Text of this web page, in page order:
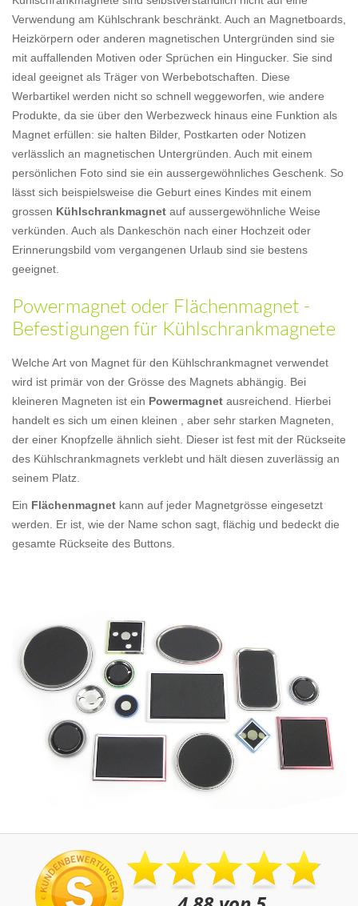
Verwendung am Kühlschrank beschränkt. Auch an Magnetboards,
Heizkörpern oder anderen magnetischen Untergründen sind sie
mit auffallenden Motiven oder Sprüchen ein Hingucker. Sie sind
ideal geeignet als Träger von Werbebotschaften. Diese
Werbartikel werden nicht so schnell weggeworfen, wie andere
Produkte, da sie über den Werbezweck hinaus eine Funktion als
Magnet erfüllen: sie halten Bilder, Postkarten oder Notizen
verlässlich an magnetischen Untergründen. Auch mit einem
persönlichen Foto sind sie ein aussergewöhnliches Geschenk. So
lässt sich beispielsweise die Geburt eines Kindes mit einem
grossen Kühlschrankmagnet auf aussergewöhnliche Weise
verkünden. Auch als Dankeschön nach einer Hochzeit oder
Erinnerungsbild vom vergangenen Urlaub sind sie bestens
geeignet.
Powermagnet oder Flächenmagnet -
Befestigungen für Kühlschrankmagnete
Welche Art von Magnet für den Kühlschrankmagnet verwendet
wird ist primär von der Grösse des Magnets abhängig. Bei
kleineren Magneten ist ein Powermagnet ausreichend. Hierbei
handelt es sich um einen kleinen , aber sehr starken Magneten,
der einer Knopfzelle ähnlich sieht. Dieser ist fest mit der Rückseite
des Kühlschrankmagnets verklebt und hält diesen zuverlässig an
seinem Platz.
Ein Flächenmagnet kann auf jeder Magnetgrösse eingesetzt
werden. Er ist, wie der Name schon sagt, flächig und bedeckt die
gesamte Rückseite des Buttons.